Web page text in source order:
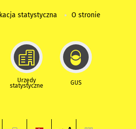
statystyczna O stronie
Urzędy
statystyczne GUS